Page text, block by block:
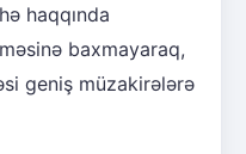
haqqında
baxmayaraq,
geniş müzakirələrə